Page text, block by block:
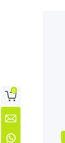

0

